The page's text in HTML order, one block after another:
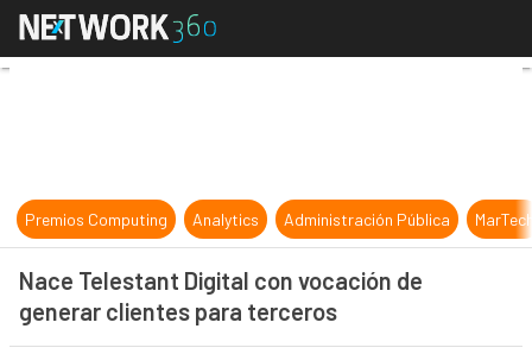
Nace Telestant Digital con
Premios Computing Analytics Administración Pública
Nace Telestant Digital con vocación de
generar clientes para terceros